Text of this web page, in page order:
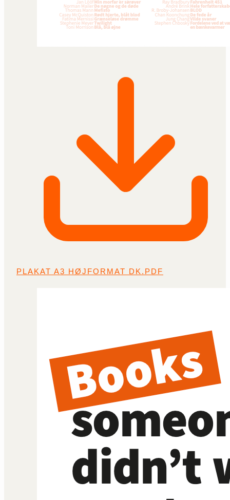
PLAKAT A3 HØJFORMAT DK.PDF